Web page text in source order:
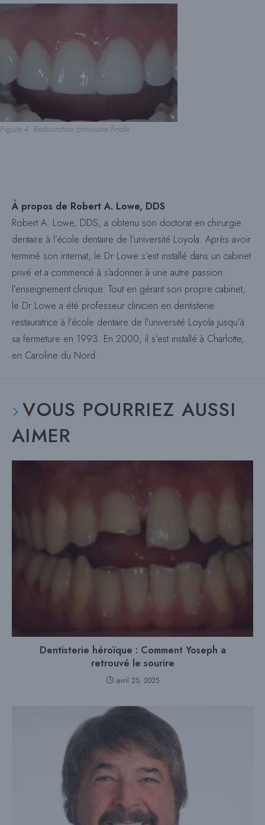
Figure 4. Restauration provisoire finale
À propos de Robert A. Lowe, DDS
Robert A. Lowe, DDS, a obtenu son doctorat en chirurgie
dentaire à l’école dentaire de l’université Loyola. Après avoir
terminé son internat, le Dr Lowe s’est installé dans un cabinet
privé et a commencé à s’adonner à une autre passion :
l’enseignement clinique. Tout en gérant son propre cabinet,
le Dr Lowe a été professeur clinicien en dentisterie
restauratrice à l’école dentaire de l’université Loyola jusqu’à
sa fermeture en 1993. En 2000, il s’est installé à Charlotte,
en Caroline du Nord.
VOUS POURRIEZ AUSSI
AIMER
Dentisterie héroïque : Comment Yoseph a
retrouvé le sourire
avril 25, 2025